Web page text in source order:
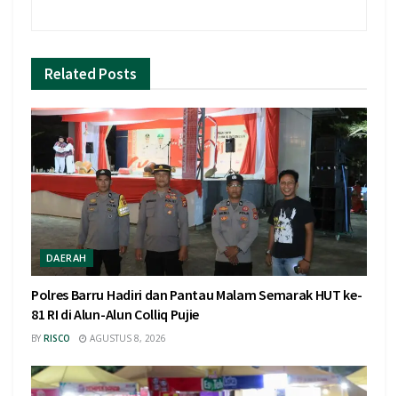
Related Posts
DAERAH
Polres Barru Hadiri dan Pantau Malam Semarak HUT ke-
81 RI di Alun-Alun Colliq Pujie
BY RISCO AGUSTUS 8, 2026